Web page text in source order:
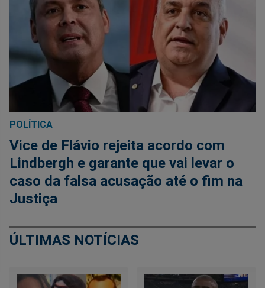
POLÍTICA
Vice de Flávio rejeita acordo com
Lindbergh e garante que vai levar o
caso da falsa acusação até o fim na
Justiça
ÚLTIMAS NOTÍCIAS